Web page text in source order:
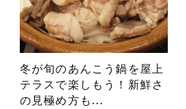
冬が旬のあんこう鍋を屋上
テラスで楽しもう！新鮮さ
の見極め方も...